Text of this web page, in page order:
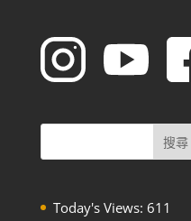
Today's Views: 611